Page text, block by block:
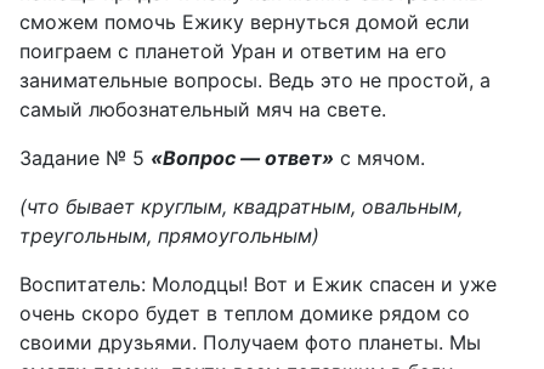
сможем помочь Ежику вернуться домой если
поиграем с планетой Уран и ответим на его
занимательные вопросы. Ведь это не простой, а
самый любознательный мяч на свете.
Задание № 5 «Вопрос — ответ» с мячом.
(что бывает круглым, квадратным, овальным,
треугольным, прямоугольным)
Воспитатель: Молодцы! Вот и Ежик спасен и уже
очень скоро будет в теплом домике рядом со
своими друзьями. Получаем фото планеты. Мы